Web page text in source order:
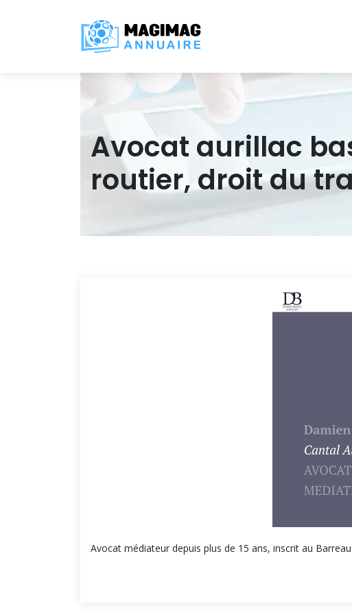
Avocat aurillac
routier, droit du
Avocat médiateur depuis plus de 15 ans, inscrit au